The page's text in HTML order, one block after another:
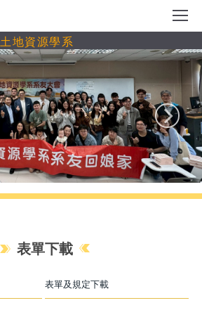
土地資源學系
表單下載
表單及規定下載